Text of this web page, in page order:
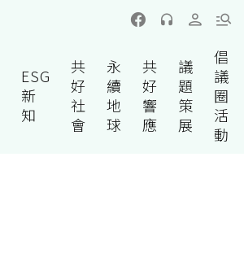
ESG
新
知
共
好
社
會
永
續
地
球
共
好
響
應
議
題
策
展
倡
議
圈
活
動